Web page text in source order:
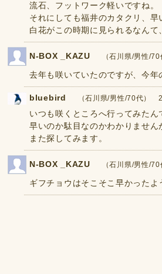
流石、フットワーク軽いですね。
それにしても福井のカタクリ、早
白花がこの時期に見られるなんて
N-BOX _KAZU （石川県/男性/
去年も咲いていたのですが、今
bluebird （石川県/男性/70代）
いつも咲くところへ行ってみたん
早いのか駄目なのかわかりません
また探してみます。
N-BOX _KAZU （石川県/男性/
ギフチョウはそこそこ早かった